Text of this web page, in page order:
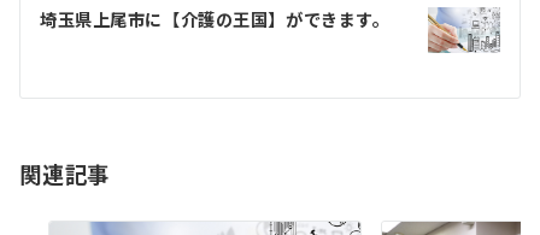
ゲ
シ
ン
埼玉県上尾市に【介護の王国】ができます。
関連記事